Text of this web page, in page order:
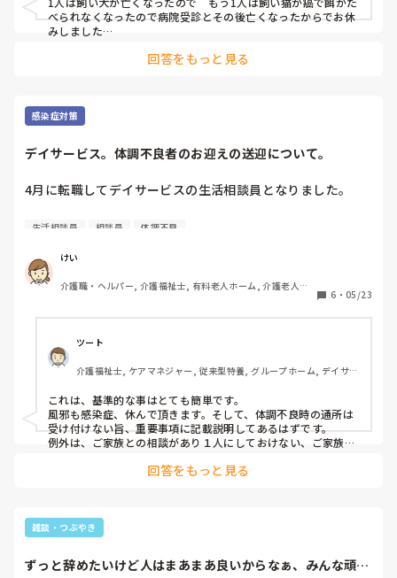
べられなくなったので病院受診とその後亡くなったからでお休
みしました
同僚の中には　えっペットで⁉️と言う職員もいましたが…その
回答をもっと見る
感染症対策
デイサービス。体調不良者のお迎えの送迎について。
4月に転職してデイサービスの生活相談員となりました。
季節の変わり目となり体調不良の御利用者が増えています。
風邪薬（メジコン）を内服している御利用者を迎えに
行ってデイサービスに連れてきました。
KPに連絡し病院受診を依頼。一応念のためCMにも連絡する
風邪などの体調不良の御利用者を迎えに行った時にどうして
ますか？デイに連れて行きますか？それとも休んでもらいま
すか？
生活相談員 相談員 体調不良
けい
介護職・ヘルパー, 介護福祉士, 有料老人ホーム, 介護老人保
6 ・ 05/23
ツート
介護福祉士, ケアマネジャー, 従来型特養, グループホーム, デイサー
これは、基準的な事はとても簡単です。
風邪も感染症、休んで頂きます。そして、体調不良時の通所は
受け付けない旨、重要事項に記載説明してあるはずです。
例外は、ご家族との相談があり１人にしておけない、ご家族も
ロナの簡易検査を行い、陰性確認後静養室…でしょうか…。
ますけどね、実務的には。
後は、ケアマネ了解の〝緊急利用〟対応ですね。これは、週利
用回数の急なプラスでもしてもらう事ありませんか？　同じよ
うに、通常利用ではないですが、自宅では危ない為、休むべき
回答をもっと見る
雑談・つぶやき
ずっと辞めたいけど人はまあまあ良いからなぁ、みんな頑張